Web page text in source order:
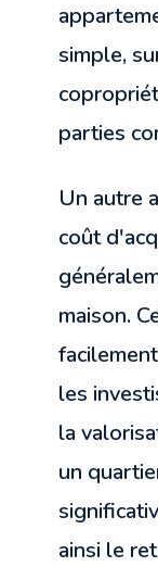
simple,
parties
Un autre
coût
maison.
les
la
un
ainsi le